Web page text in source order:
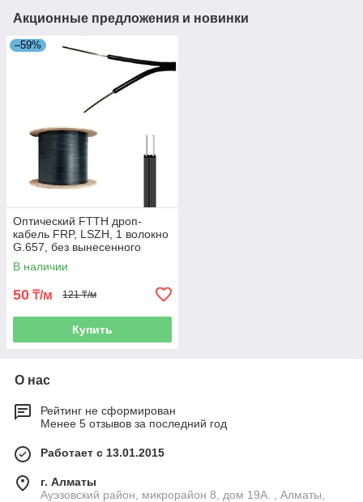
Акционные предложения и новинки
–59%
Оптический FTTH дроп-
кабель FRP, LSZH, 1 волокно
G.657, без вынесенного
силового элемента
В наличии
50 ₸/м 121 ₸/м
Купить
О нас
Рейтинг не сформирован
Менее 5 отзывов за последний год
Работает с 13.01.2015
г. Алматы
Ауэзовский район, микрорайон 8, дом 19А. , Алматы,